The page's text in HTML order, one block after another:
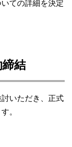
ての詳細を決定
締結
いただき、正式
。